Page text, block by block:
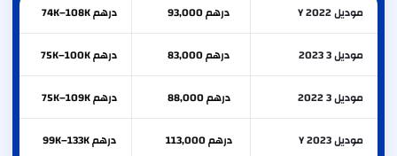
موديل Y 2022 درهم 93,000 درهم 74K–108K
موديل 3 2023 درهم 83,000 درهم 75K–100K
موديل 3 2022 درهم 88,000 درهم 75K–109K
موديل Y 2023 درهم 113,000 درهم 99K–133K